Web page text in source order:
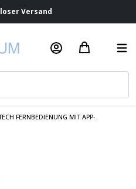
& Service
FERNBEDIENUNG MIT APP-